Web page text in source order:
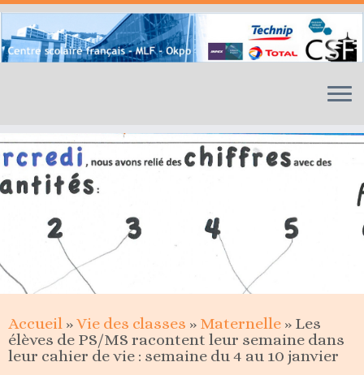
Skip
content
Accueil »Vie des classes » Maternelle » Les
élèves de PS/MS racontent leur semaine dans
leur cahier de vie : semaine du 4 au 10 janvier